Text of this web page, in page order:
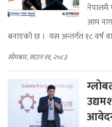
नेपालमै
आम
बनाएको छ । यस अन्तर्गत १८ वर्ष वा
सोमबार, साउन ११, २०८३